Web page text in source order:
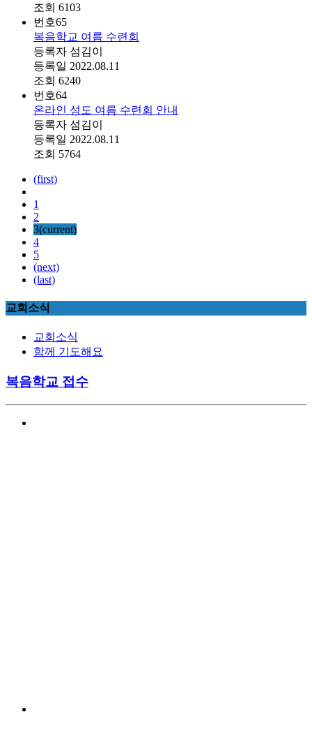
조회 6103
번호65
복음학교 여름 수련회
등록자 섬김이
등록일 2022.08.11
조회 6240
번호64
온라인 성도 여름 수련회 안내
등록자 섬김이
등록일 2022.08.11
조회 5764
(first)
1
2
3(current)
4
5
(next)
(last)
교회소식
교회소식
함께 기도해요
복음학교 접수